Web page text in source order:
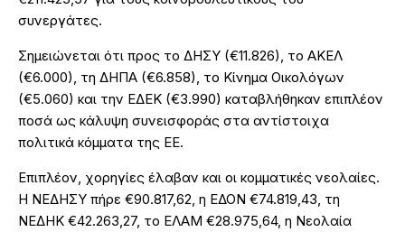
συνεργάτες.
Σημειώνεται ότι προς το ΔΗΣΥ (€11.826), το ΑΚΕΛ
(€6.000), τη ΔΗΠΑ (€6.858), το Κίνημα Οικολόγων
(€5.060) και την ΕΔΕΚ (€3.990) καταβλήθηκαν επιπλέον
ποσά ως κάλυψη συνεισφοράς στα αντίστοιχα
πολιτικά κόμματα της ΕΕ.
Επιπλέον, χορηγίες έλαβαν και οι κομματικές νεολαίες.
Η ΝΕΔΗΣΥ πήρε €90.817,62, η ΕΔΟΝ €74.819,43, τη
ΝΕΔΗΚ €42.263,27, το ΕΛΑΜ €28.975,64, η Νεολαία